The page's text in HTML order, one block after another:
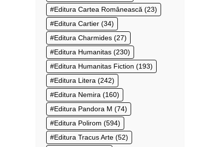
Editura Cartea Românească (23)
Editura Cartier (34)
Editura Charmides (27)
Editura Humanitas (230)
Editura Humanitas Fiction (193)
Editura Litera (242)
Editura Nemira (160)
Editura Pandora M (74)
Editura Polirom (594)
Editura Tracus Arte (52)